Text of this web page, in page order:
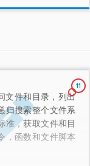
11
文件和目录，列出
归搜索整个文件系
准，获取文件和目
，函数和文件脚本